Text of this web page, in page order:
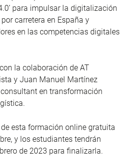
para impulsar la digitalización
carretera en España y
en las competencias digitales
la colaboración de AT
y Juan Manuel Martínez
en transformación
esta formación online gratuita
y los estudiantes tendrán
de 2023 para finalizarla.